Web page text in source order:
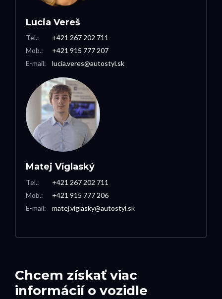
Chcem získať viac
informácií o vozidle
Lucia Vereš
Tel.:
Mob.:
E-mail:
+421 267 202 711
+421 915 777 207
lucia.veres@autostyl.sk
Matej Víglaský
Tel.:
Mob.:
E-mail:
+421 267 202 711
+421 915 777 206
matej.viglasky@autostyl.sk